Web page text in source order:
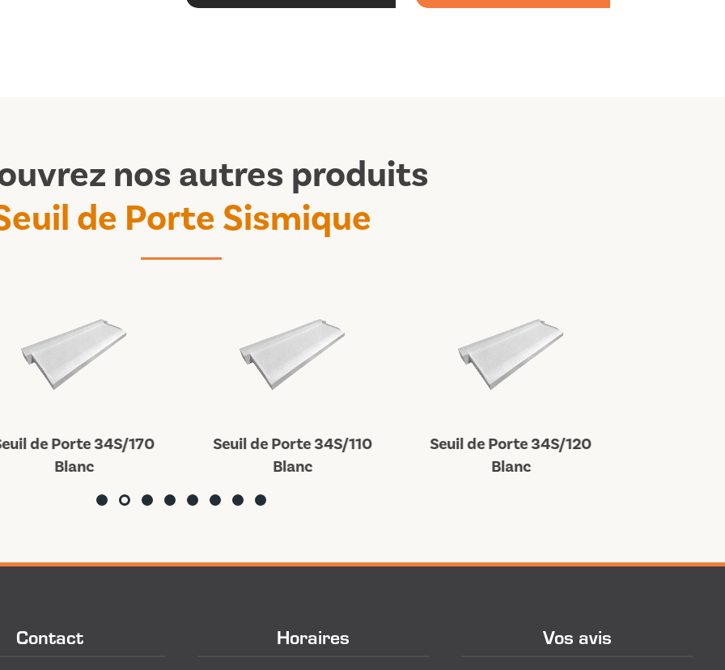
nos autres produits
de Porte Sismique
de Porte 34S/170
Blanc
Seuil de Porte 34S/110
Blanc
Seuil de Porte 34S/120
Blanc
Contact Horaires Vos avis